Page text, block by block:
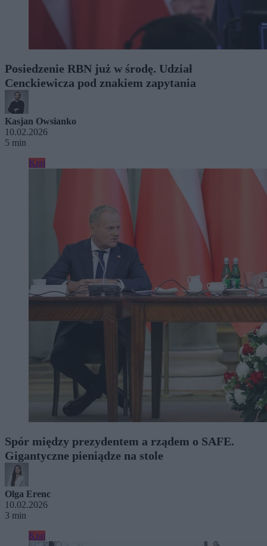
Posiedzenie RBN już w środę. Udział
Cenckiewicza pod znakiem zapytania
Kasjan Owsianko
10.02.2026
5 min
Kraj
Spór między prezydentem a rządem o SAFE.
Gigantyczne pieniądze na stole
Olga Erenc
10.02.2026
3 min
Kraj